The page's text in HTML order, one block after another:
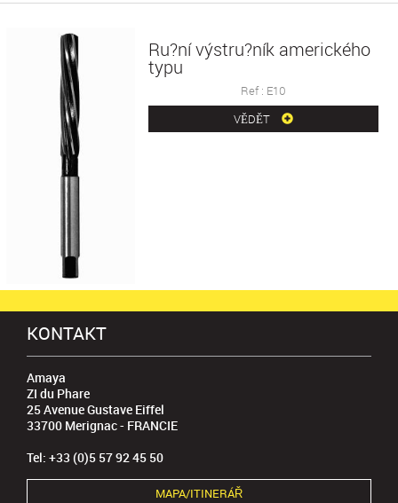
Ru?ní výstru?ník amerického
typu
Ref : E10
VĚDĚT
KONTAKT
Amaya
ZI du Phare
25 Avenue Gustave Eiffel
33700 Merignac - FRANCIE
Tel: +33 (0)5 57 92 45 50
MAPA/ITINERÁŘ